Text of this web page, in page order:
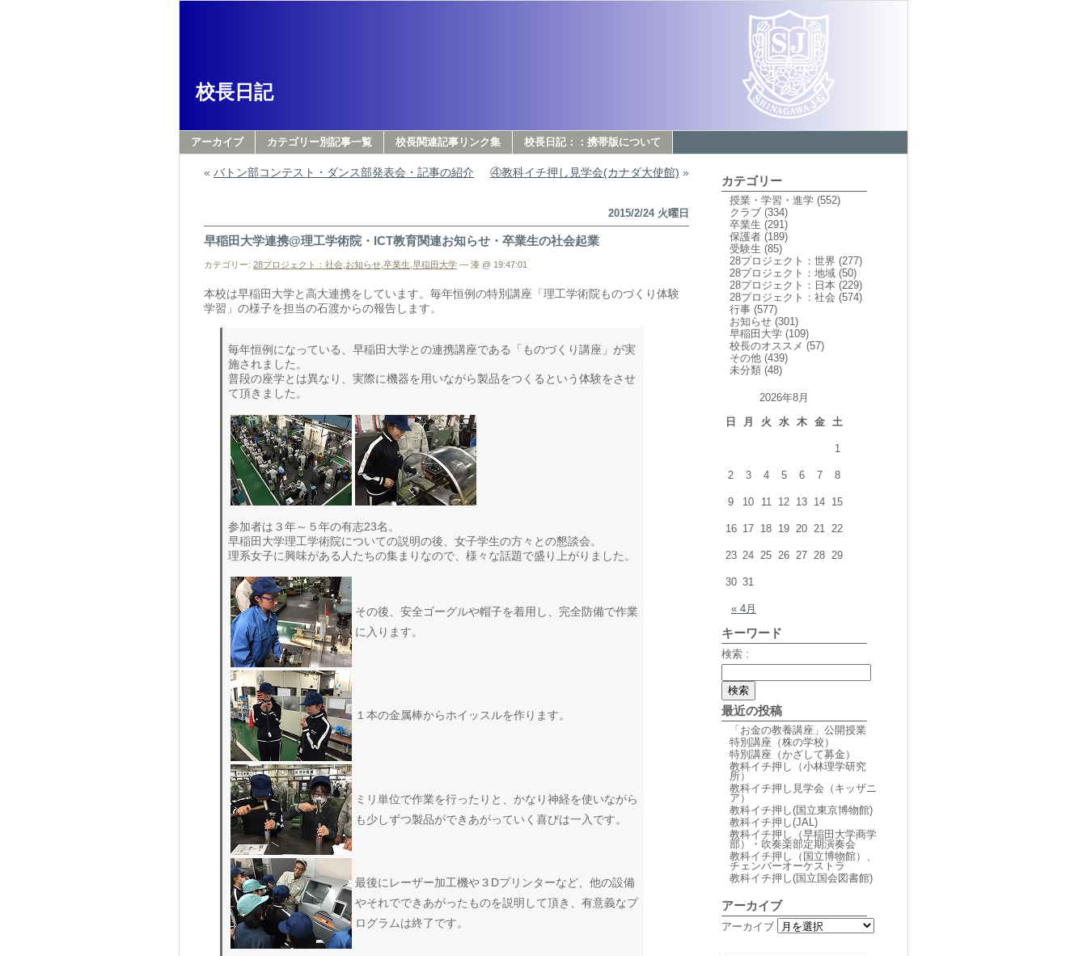
校長日記
アーカイブ カテゴリー別記事一覧 校長関連記事リンク集 校長日記：：携帯版について
« バトン部コンテスト・ダンス部発表会・記事の紹介 ④教科イチ押し見学会(カナダ大使館) »
2015/2/24 火曜日
早稲田大学連携@理工学術院・ICT教育関連お知らせ・卒業生の社会起業
カテゴリー: 28プロジェクト：社会 お知らせ 卒業生 早稲田大学 — 漆 @ 19:47:01
本校は早稲田大学と高大連携をしています。毎年恒例の特別講座「理工学術院ものづくり体験
学習」の様子を担当の石渡からの報告します。
毎年恒例になっている、早稲田大学との連携講座である「ものづくり講座」が実
施されました。
普段の座学とは異なり、実際に機器を用いながら製品をつくるという体験をさせ
て頂きました。
参加者は３年～５年の有志23名。
早稲田大学理工学術院についての説明の後、女子学生の方々との懇談会。
理系女子に興味がある人たちの集まりなので、様々な話題で盛り上がりました。
その後、安全ゴーグルや帽子を着用し、完全防備で作業
に入ります。
１本の金属棒からホイッスルを作ります。
ミリ単位で作業を行ったりと、かなり神経を使いながら
も少しずつ製品ができあがっていく喜びは一入です。
最後にレーザー加工機や３Dプリンターなど、他の設備
やそれでできあがったものを説明して頂き、有意義なプ
ログラムは終了です。
カテゴリー
授業・学習・進学 (552)
クラブ (334)
卒業生 (291)
保護者 (189)
受験生 (85)
28プロジェクト：世界 (277)
28プロジェクト：地域 (50)
28プロジェクト：日本 (229)
28プロジェクト：社会 (574)
行事 (577)
お知らせ (301)
早稲田大学 (109)
校長のオススメ (57)
その他 (439)
未分類 (48)
2026年8月
日
月 火 水 木 金 土
« 4月
1
2 3 4 5 6 7 8
9 10 11 12 13 14 15
16 17 18 19 20 21 22
23 24 25 26 27 28 29
30 31
キーワード
検索 :
最近の投稿
「お金の教養講座」公開授業
特別講座（株の学校）
特別講座（かざして募金）
教科イチ押し（小林理学研究
所）
教科イチ押し見学会（キッザニ
ア）
教科イチ押し(国立東京博物館)
教科イチ押し(JAL)
教科イチ押し（早稲田大学商学
部）・吹奏楽部定期演奏会
教科イチ押し（国立博物館）、
チェンバーオーケストラ
教科イチ押し(国立国会図書館)
アーカイブ
アーカイブ